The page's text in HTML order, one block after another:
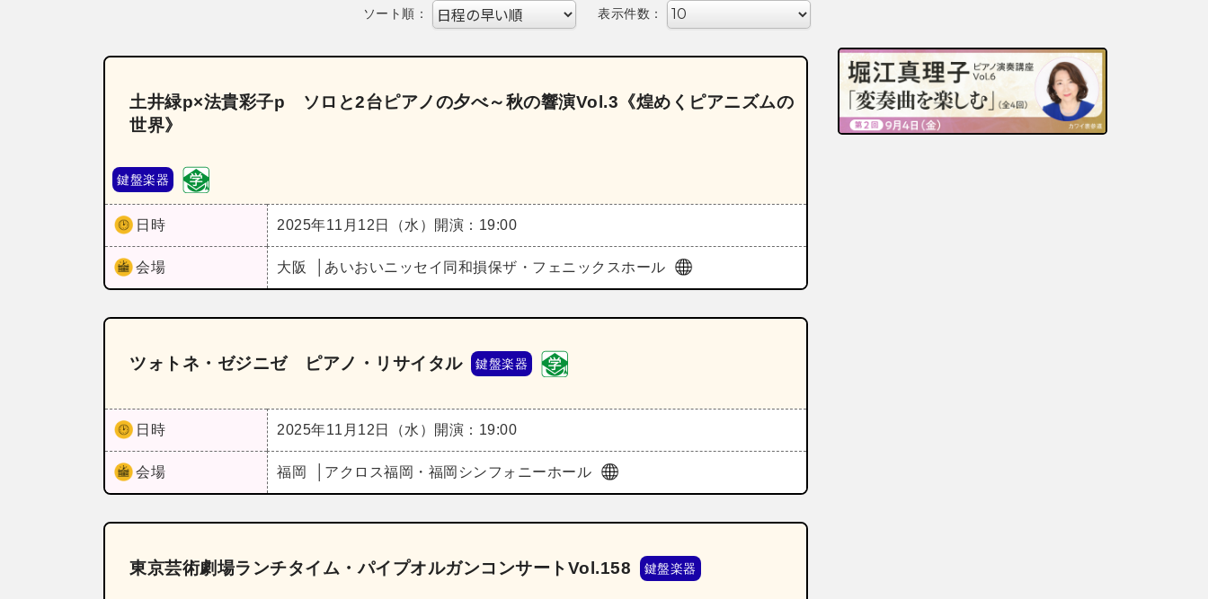
ソート順： 表示件数：
土井緑p×法貴彩子p ソロと2台ピアノの夕べ～秋の響演Vol.3《煌めくピアニズムの
世界》
鍵盤楽器
日時 2025年11月12日（水） 開演：19:00
会場 大阪 あいおいニッセイ同和損保ザ・フェニックスホール
ツォトネ・ゼジニゼ ピアノ・リサイタル 鍵盤楽器
日時 2025年11月12日（水） 開演：19:00
会場 福岡 アクロス福岡・福岡シンフォニーホール
東京芸術劇場ランチタイム・パイプオルガンコンサートVol.158 鍵盤楽器